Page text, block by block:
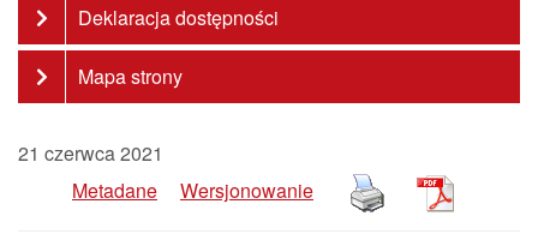
Deklaracja dostępności
Mapa strony
21 czerwca 2021
Metadane
Wersjonowanie